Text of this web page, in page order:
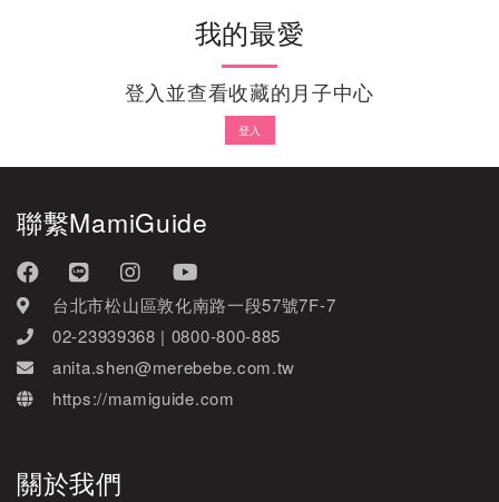
我的最愛
登入並查看收藏的月子中心
登入
聯繫MamiGuide
台北市松山區敦化南路一段57號7F-7
02-23939368 | 0800-800-885
anita.shen@merebebe.com.tw
https://mamiguide.com
關於我們